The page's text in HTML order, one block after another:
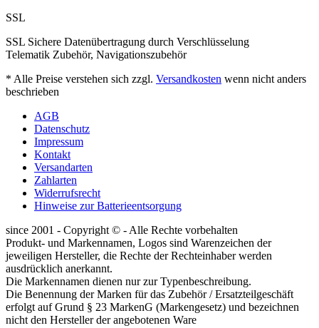
SSL
SSL Sichere Datenübertragung durch Verschlüsselung
Telematik Zubehör, Navigationszubehör
* Alle Preise verstehen sich zzgl. Versandkosten wenn nicht anders
beschrieben
AGB
Datenschutz
Impressum
Kontakt
Versandarten
Zahlarten
Widerrufsrecht
Hinweise zur Batterieentsorgung
since 2001 - Copyright © - Alle Rechte vorbehalten
Produkt- und Markennamen, Logos sind Warenzeichen der
jeweiligen Hersteller, die Rechte der Rechteinhaber werden
ausdrücklich anerkannt.
Die Markennamen dienen nur zur Typenbeschreibung.
Die Benennung der Marken für das Zubehör / Ersatzteilgeschäft
erfolgt auf Grund § 23 MarkenG (Markengesetz) und bezeichnen
nicht den Hersteller der angebotenen Ware